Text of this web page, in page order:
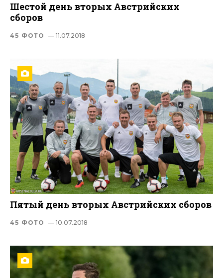
Шестой день вторых Австрийских
сборов
45 ФОТО — 11.07.2018
Пятый день вторых Австрийских сборов
45 ФОТО — 10.07.2018